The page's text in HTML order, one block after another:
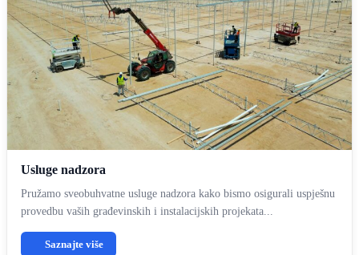
Usluge nadzora
Pružamo sveobuhvatne usluge nadzora kako bismo osigurali uspješnu
provedbu vaših građevinskih i instalacijskih projekata...
Saznajte više